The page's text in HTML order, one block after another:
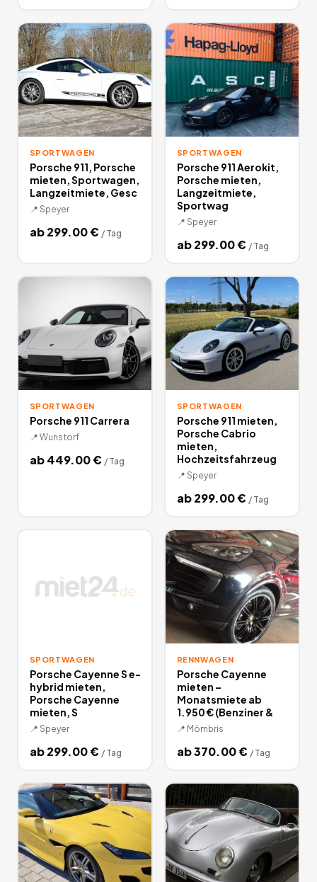
SPORTWAGEN
Porsche 911, Porsche
mieten, Sportwagen,
Langzeitmiete, Gesc
📍 Speyer
ab299.00€ / Tag
SPORTWAGEN
Porsche 911 Aerokit,
Porsche mieten,
Langzeitmiete,
Sportwag
📍 Speyer
ab299.00€ / Tag
SPORTWAGEN
Porsche 911 Carrera
📍 Wunstorf
ab449.00€ / Tag
SPORTWAGEN
Porsche 911 mieten,
Porsche Cabrio
mieten,
Hochzeitsfahrzeug
📍 Speyer
ab299.00€ / Tag
SPORTWAGEN
Porsche Cayenne S e-
hybrid mieten,
Porsche Cayenne
mieten, S
📍 Speyer
ab299.00€ / Tag
RENNWAGEN
Porsche Cayenne
mieten –
Monatsmiete ab
1.950 € (Benziner &
📍 Mömbris
ab370.00€ / Tag